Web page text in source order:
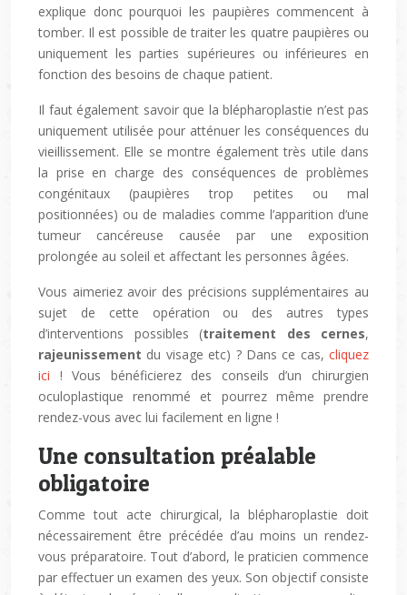
explique donc pourquoi les paupières commencent à
tomber. Il est possible de traiter les quatre paupières ou
uniquement les parties supérieures ou inférieures en
fonction des besoins de chaque patient.
Il faut également savoir que la blépharoplastie n’est pas
uniquement utilisée pour atténuer les conséquences du
vieillissement. Elle se montre également très utile dans
la prise en charge des conséquences de problèmes
congénitaux (paupières trop petites ou mal
positionnées) ou de maladies comme l’apparition d’une
tumeur cancéreuse causée par une exposition
prolongée au soleil et affectant les personnes âgées.
Vous aimeriez avoir des précisions supplémentaires au
sujet de cette opération ou des autres types
d’interventions possibles (traitement des cernes,
rajeunissement du visage etc) ? Dans ce cas, cliquez
ici ! Vous bénéficierez des conseils d’un chirurgien
oculoplastique renommé et pourrez même prendre
rendez-vous avec lui facilement en ligne !
Une consultation préalable
obligatoire
Comme tout acte chirurgical, la blépharoplastie doit
nécessairement être précédée d’au moins un rendez-
vous préparatoire. Tout d’abord, le praticien commence
par effectuer un examen des yeux. Son objectif consiste